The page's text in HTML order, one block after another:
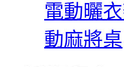
電動曬
動麻將桌